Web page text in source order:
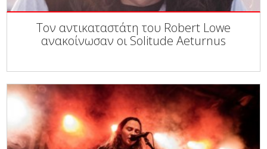
Τον αντικαταστάτη του Robert Lowe
ανακοίνωσαν οι Solitude Aeturnus